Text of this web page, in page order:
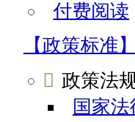
付费阅读
【政策标准】
 政策法
国家